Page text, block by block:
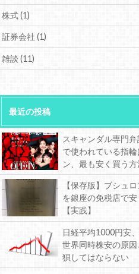
株式(1)
証券会社(1)
雑談(11)
最近の投稿
スキャンダル専門
で使われている指
ン、最も安く買う方
【保存版】ブシュ
を銀座の免税店で
【実践】
日経平均1000円安
世界同時株安の原
狽してはならない